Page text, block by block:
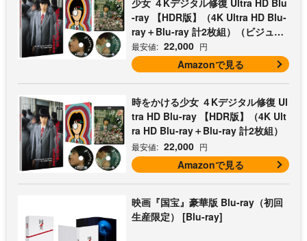
少女 ４Kデジタル修復 Ultra HD Blu
-ray 【HDR版】（4K Ultra HD Blu-
ray＋Blu-ray 計2枚組）（ビジュア
ルシート3枚セット付）
最安値: 22,000 円
Amazonで見る
時をかける少女 ４Kデジタル修復 Ul
tra HD Blu-ray 【HDR版】（4K Ult
ra HD Blu-ray＋Blu-ray 計2枚組）
最安値: 22,000 円
Amazonで見る
映画『国宝』豪華版 Blu-ray（初回
生産限定） [Blu-ray]